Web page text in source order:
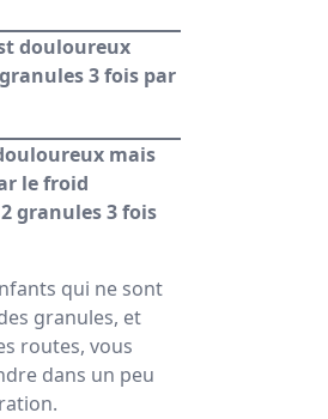
douloureux
3 fois par
mais
le froid
granules 3 fois
qui ne sont
granules, et
routes, vous
dans un peu